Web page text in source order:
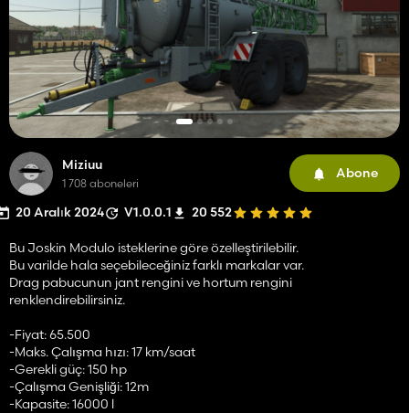
Miziuu
1 708 aboneleri
Abone
20 Aralık 2024 V1.0.0.1 20 552
Bu Joskin Modulo isteklerine göre özelleştirilebilir.
Bu varilde hala seçebileceğiniz farklı markalar var.
Drag pabucunun jant rengini ve hortum rengini
renklendirebilirsiniz.
-Fiyat: 65.500
-Maks. Çalışma hızı: 17 km/saat
-Gerekli güç: 150 hp
-Çalışma Genişliği: 12m
-Kapasite: 16000 l